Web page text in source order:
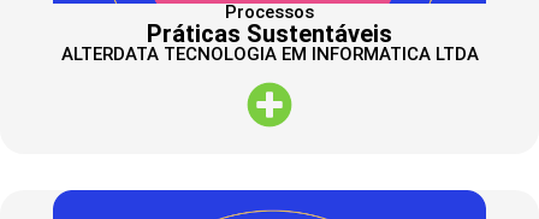
Processos
Práticas Sustentáveis
ALTERDATA TECNOLOGIA EM INFORMATICA LTDA